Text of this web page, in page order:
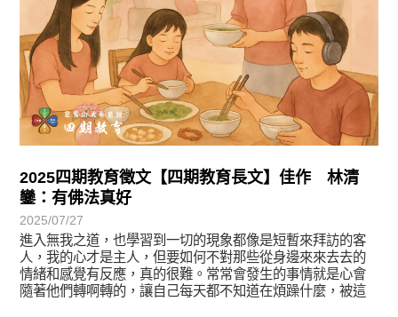
2025四期教育徵文【四期教育長文】佳作 林清
鑾：有佛法真好
2025/07/27
進入無我之道，也學習到一切的現象都像是短暫來拜訪的客
人，我的心才是主人，但要如何不對那些從身邊來來去去的
情緒和感覺有反應，真的很難。常常會發生的事情就是心會
隨著他們轉啊轉的，讓自己每天都不知道在煩躁什麼，被這